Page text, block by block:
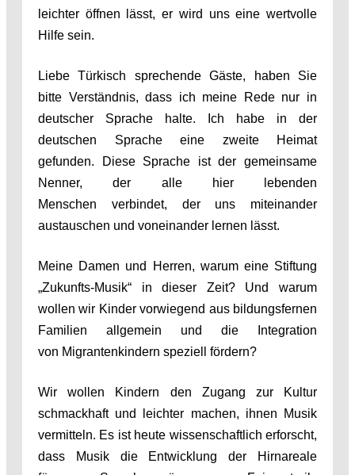
leichter öffnen lässt, er wird uns eine wertvolle
Hilfe sein.
Liebe Türkisch sprechende Gäste, haben Sie
bitte Verständnis, dass ich meine Rede nur in
deutscher Sprache halte. Ich habe in der
deutschen Sprache eine zweite Heimat
gefunden. Diese Sprache ist der gemeinsame
Nenner, der alle hier lebenden
Menschen verbindet, der uns miteinander
austauschen und voneinander lernen lässt.
Meine Damen und Herren, warum eine Stiftung
„Zukunfts-Musik“ in dieser Zeit? Und warum
wollen wir Kinder vorwiegend aus bildungsfernen
Familien allgemein und die Integration
von Migrantenkindern speziell fördern?
Wir wollen Kindern den Zugang zur Kultur
schmackhaft und leichter machen, ihnen Musik
vermitteln. Es ist heute wissenschaftlich erforscht,
dass Musik die Entwicklung der Hirnareale